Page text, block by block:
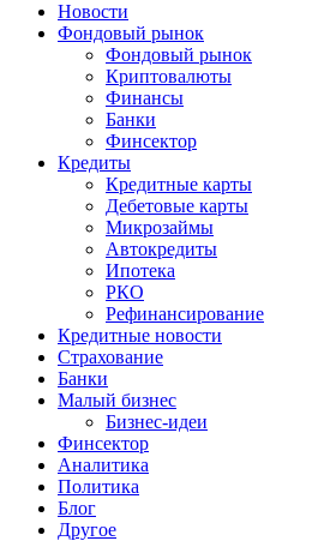
Новости
Фондовый рынок
Фондовый рынок
Криптовалюты
Финансы
Банки
Финсектор
Кредиты
Кредитные карты
Дебетовые карты
Микрозаймы
Автокредиты
Ипотека
РКО
Рефинансирование
Кредитные новости
Страхование
Банки
Малый бизнес
Бизнес-идеи
Финсектор
Аналитика
Политика
Блог
Другое